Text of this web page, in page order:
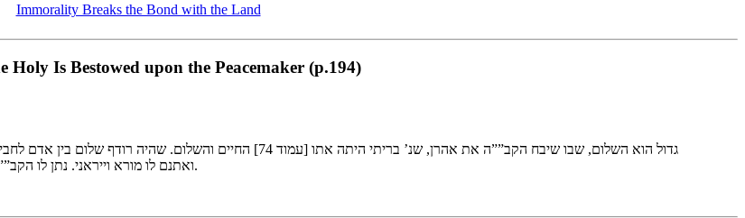
Immorality Breaks the Bond with the Land
Holy Is Bestowed upon the Peacemaker (p.194)
גדול הוא השלום, שבו שיבח הקב””ה את אהרן, שנ’ בריתי היתה אתו [עמוד
ואתנם לו מורא וייראני. נתן לו הקב””ה יתר ממה שראה, שנ’ וכל אדם לא יהיה באהל מועד, בשעה שהוא נכנס לקדש.